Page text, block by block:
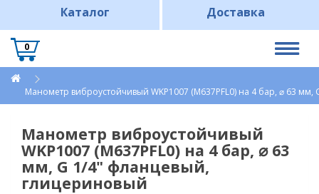
Каталог Доставка
0
Манометр виброустойчивый WKP1007 (M637PFL0) на 4 бар, ⌀ 63
Манометр виброустойчивый
WKP1007 (M637PFL0) на 4 бар, ⌀ 63
мм, G 1/4" фланцевый,
глицериновый